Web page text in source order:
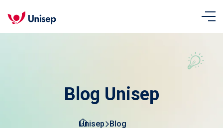
Blog Unisep
Unisep Blog